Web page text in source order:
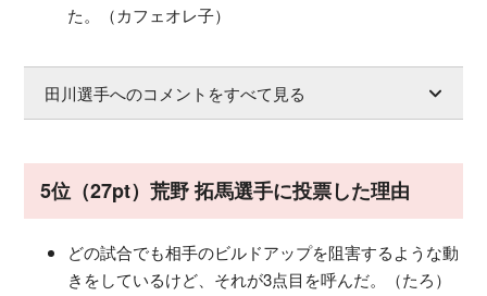
た。（カフェオレ子）
田川選手へのコメントをすべて見る
5位（27pt）荒野 拓馬選手に投票した理由
どの試合でも相手のビルドアップを阻害するような動
きをしているけど、それが3点目を呼んだ。（たろ）